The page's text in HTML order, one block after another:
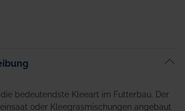
bedeutendste Kleeart im Futterbau. Der
oder Kleegrasmischungen angebaut